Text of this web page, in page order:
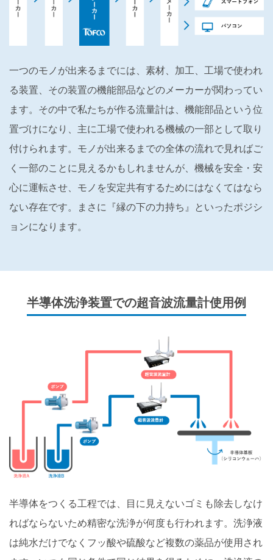
一つのモノが出来るまでには、素材、加工、工場で使われ
る装置、その装置の機能部品などのメーカーが関わってい
ます。その中で私たちが作る流量計は、機能部品という位
置づけになり、主に工場で使われる機械の一部として取り
付けられます。モノが出来るまでの全体の流れで見ればご
く一部のことに見えるかもしれませんが、機械を安全・安
心に運転させ、モノを安定共有するためにはなくてはなら
ない存在です。まさに『縁の下の力持ち』といったポジシ
ョンになります。
半導体洗浄装置での超音波流量計使用例
半導体をつくる工程では、目に見えないゴミも除去しなけ
ればならないため精密な洗浄が何度も行われます。洗浄液
は純水だけでなくフッ酸や硫酸など複数の薬品が使用され